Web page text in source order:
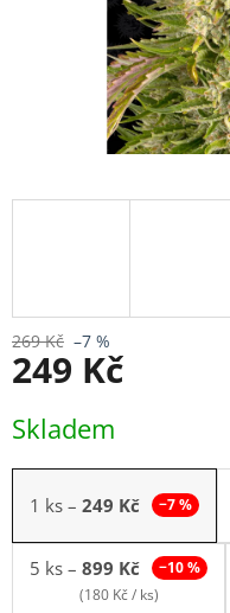
269 Kč –7 %
249 Kč
cena:
Skladem
1 ks – 249 Kč −7 %
5 ks – 899 Kč
−10 %
(180 Kč / ks)